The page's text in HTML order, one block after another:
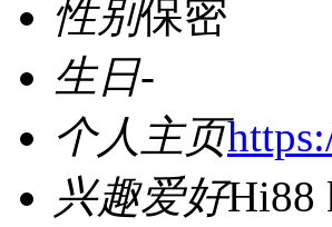
性别保密
生日-
个人主页
兴趣爱好Hi88